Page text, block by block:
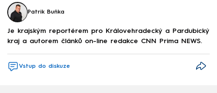
Patrik Buňka
Je krajským reportérem pro Královehradecký a Pardubický
kraj a autorem článků on-line redakce CNN Prima NEWS.
Vstup do diskuze